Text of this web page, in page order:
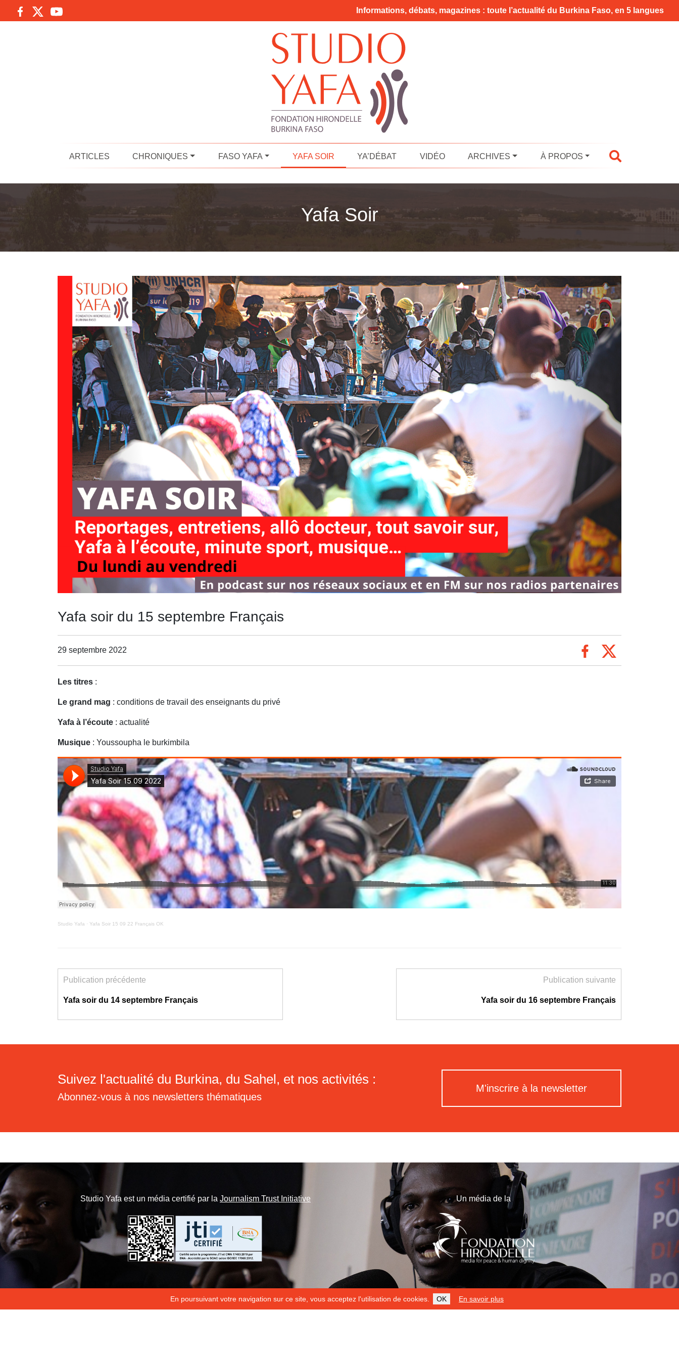
En poursuivant votre navigation sur ce site, vous acceptez l'utilisation de cookies. OK En savoir plus
Informations, débats, magazines : toute l’actualité du Burkina Faso, en 5 langues
ARTICLES CHRONIQUES FASO YAFA YAFA SOIR YA’DÉBAT VIDÉO ARCHIVES À PROPOS
Yafa Soir
Yafa soir du 15 septembre Français
29 septembre 2022
Les titres :
Le grand mag : conditions de travail des enseignants du privé
Yafa à l’écoute : actualité
Musique : Youssoupha le burkimbila
Studio Yafa · Yafa Soir 15 09 22 Français OK
Publication précédente
Yafa soir du 14 septembre Français
Publication suivante
Yafa soir du 16 septembre Français
Suivez l'actualité du Burkina, du Sahel, et nos activités :
Abonnez-vous à nos newsletters thématiques
M'inscrire à la newsletter
Studio Yafa est un média certifié par la Journalism Trust Initiative Un média de la
ILS NOUS SOUTIENNENT